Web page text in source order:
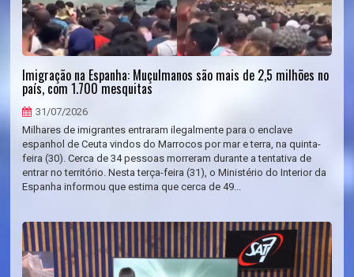
Imigração na Espanha: Muçulmanos são mais de 2,5 milhões no
país, com 1.700 mesquitas
31/07/2026
Milhares de imigrantes entraram ilegalmente para o enclave
espanhol de Ceuta vindos do Marrocos por mar e terra, na quinta-
feira (30). Cerca de 34 pessoas morreram durante a tentativa de
entrar no território. Nesta terça-feira (31), o Ministério do Interior da
Espanha informou que estima que cerca de 49...